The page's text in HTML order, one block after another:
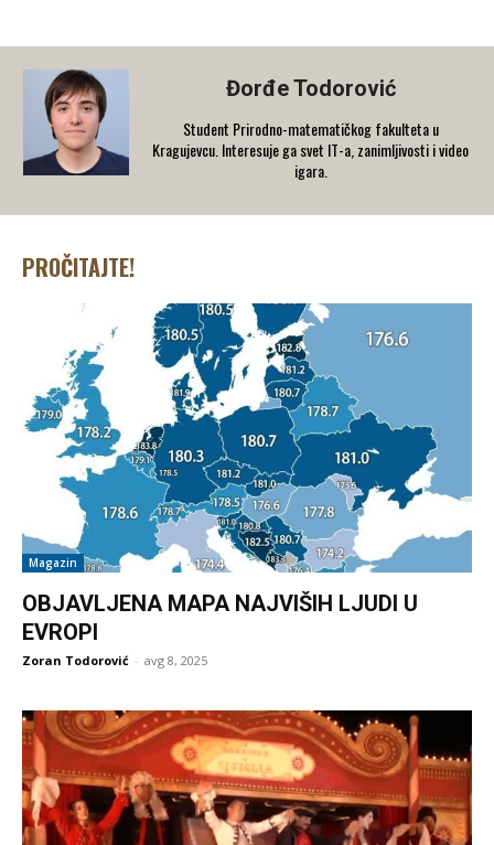
Đorđe Todorović
Student Prirodno-matematičkog fakulteta u
Kragujevcu. Interesuje ga svet IT-a, zanimljivosti i video
igara.
PROČITAJTE!
Magazin
OBJAVLJENA MAPA NAJVIŠIH LJUDI U
EVROPI
Zoran Todorović - avg 8, 2025